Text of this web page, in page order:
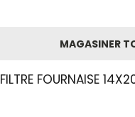
MAGASINER
FILTRE FOURNAISE